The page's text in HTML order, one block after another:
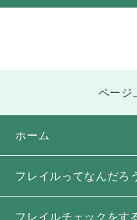
ペー
ホーム
フレイルってなんだろ
フレイルチェック をす